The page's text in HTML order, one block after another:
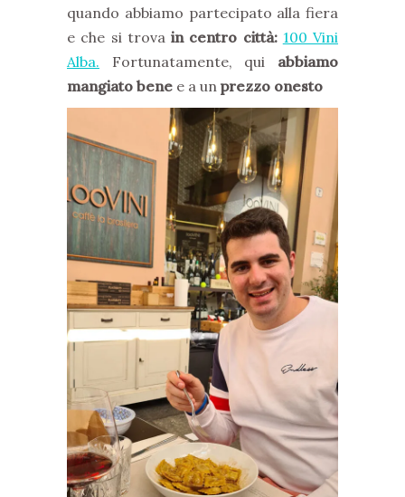
quando abbiamo partecipato alla fiera
e che si trova in centro città: 100 Vini
Alba.
Fortunatamente, qui abbiamo
mangiato bene e a un prezzo onesto